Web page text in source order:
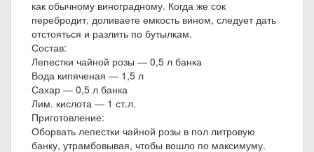
как обычному виноградному. Когда же сок
перебродит, доливаете емкость вином, следует дать
отстояться и разлить по бутылкам.
Состав:
Лепестки чайной розы — 0,5 л банка
Вода кипяченая — 1,5 л
Сахар — 0,5 л банка
Лим. кислота — 1 ст.л.
Приготовление:
Оборвать лепестки чайной розы в пол литровую
банку, утрамбовывая, чтобы вошло по максимуму.